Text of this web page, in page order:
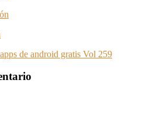
de android gratis Vol 259